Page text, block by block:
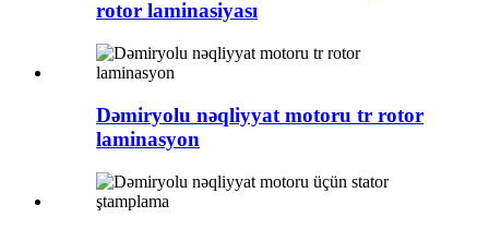
rotor laminasiyası
Dəmiryolu nəqliyyat motoru tr rotor
laminasyon